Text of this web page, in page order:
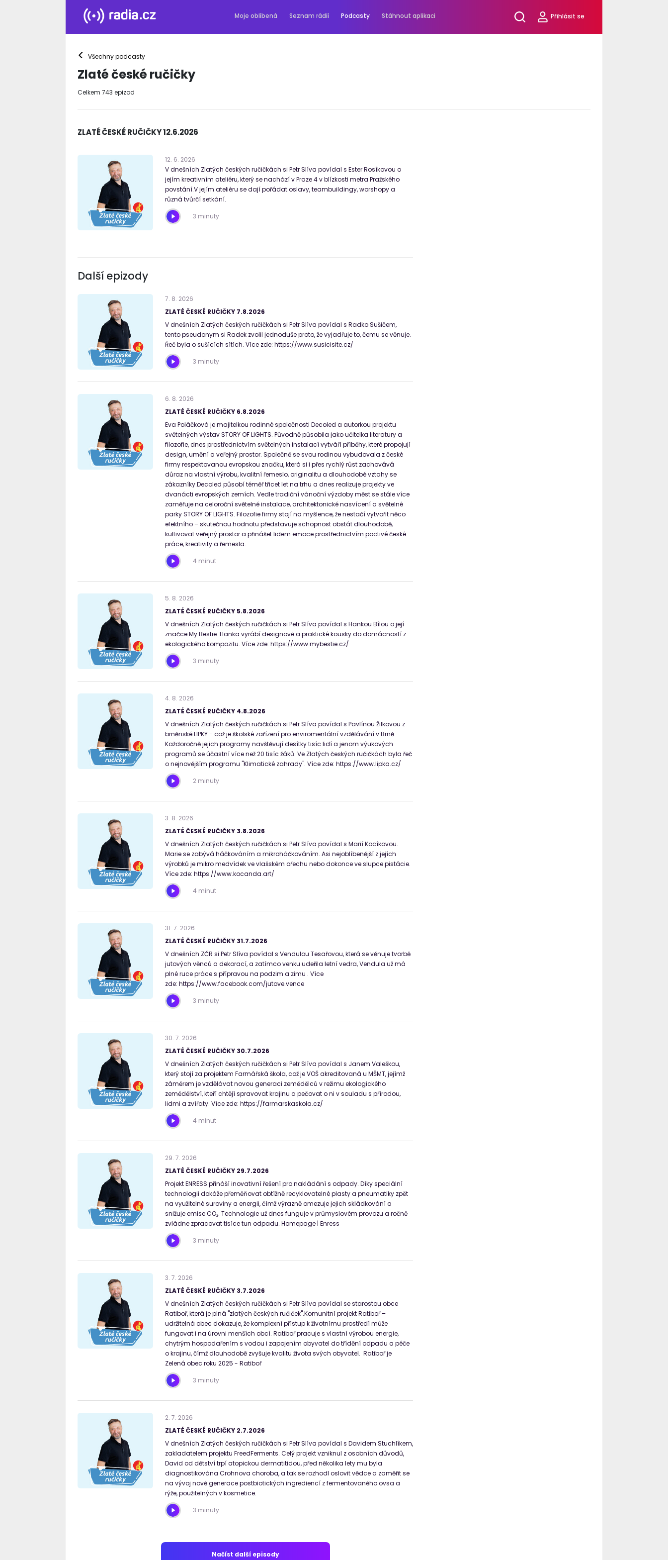
Moje oblíbená Seznam rádií Podcasty Stáhnout aplikaci Přihlásit se
< Všechny podcasty
Zlaté české ručičky
Celkem 743 epizod
ZLATÉ ČESKÉ RUČIČKY 12.6.2026
12. 6. 2026
V dnešních Zlatých českých ručičkách si Petr Slíva povídal s Ester Rosíkovou o
jejím kreativním ateliéru, který se nachází v Praze 4 v blízkosti metra Pražského
povstání.V jejím ateliéru se dají pořádat oslavy, teambuildingy, worshopy a
různá tvůrčí setkání.
3 minuty
Další epizody
7. 8. 2026
ZLATÉ ČESKÉ RUČIČKY 7.8.2026
V dnešních Zlatých českých ručičkách si Petr Slíva povídal s Radko Sušičem,
tento pseudonym si Radek zvolil jednoduše proto, že vyjadřuje to, čemu se věnuje.
Řeč byla o sušících sítích. Více zde: https://www.susicisite.cz/
3 minuty
6. 8. 2026
ZLATÉ ČESKÉ RUČIČKY 6.8.2026
Eva Poláčková je majitelkou rodinné společnosti Decoled a autorkou projektu
světelných výstav STORY OF LIGHTS. Původně působila jako učitelka literatury a
filozofie, dnes prostřednictvím světelných instalací vytváří příběhy, které propojují
design, umění a veřejný prostor. Společně se svou rodinou vybudovala z české
firmy respektovanou evropskou značku, která si i přes rychlý růst zachovává
důraz na vlastní výrobu, kvalitní řemeslo, originalitu a dlouhodobé vztahy se
zákazníky.Decoled působí téměř třicet let na trhu a dnes realizuje projekty ve
dvanácti evropských zemích. Vedle tradiční vánoční výzdoby měst se stále více
zaměřuje na celoroční světelné instalace, architektonické nasvícení a světelné
parky STORY OF LIGHTS. Filozofie firmy stojí na myšlence, že nestačí vytvořit něco
efektního – skutečnou hodnotu představuje schopnost obstát dlouhodobě,
kultivovat veřejný prostor a přinášet lidem emoce prostřednictvím poctivé české
práce, kreativity a řemesla.
4 minut
5. 8. 2026
ZLATÉ ČESKÉ RUČIČKY 5.8.2026
V dnešních Zlatých českých ručičkách si Petr Slíva povídal s Hankou Bílou o její
značce My Bestie. Hanka vyrábí designové a praktické kousky do domácností z
ekologického kompozitu. Více zde: https://www.mybestie.cz/
3 minuty
4. 8. 2026
ZLATÉ ČESKÉ RUČIČKY 4.8.2026
V dnešních Zlatých českých ručičkách si Petr Slíva povídal s Pavlínou Žilkovou z
brněnské LIPKY - což je školské zařízení pro enviromentální vzdělávání v Brně.
Každoročně jejich programy navštěvují desítky tisíc lidí a jenom výukových
programů se účastní více než 20 tisíc žáků. Ve Zlatých českých ručičkách byla řeč
o nejnovějším programu "Klimatické zahrady". Více zde: https://www.lipka.cz/
2 minuty
3. 8. 2026
ZLATÉ ČESKÉ RUČIČKY 3.8.2026
V dnešních Zlatých českých ručičkách si Petr Slíva povídal s Marií Kocíkovou.
Marie se zabývá háčkováním a mikroháčkováním. Asi nejoblíbenější z jejích
výrobků je mikro medvídek ve vlašském ořechu nebo dokonce ve slupce pistácie.
Více zde: https://www.kocanda.art/
4 minut
31. 7. 2026
ZLATÉ ČESKÉ RUČIČKY 31.7.2026
V dnešních ZČR si Petr Slíva povídal s Vendulou Tesařovou, která se věnuje tvorbě
jutových věnců a dekorací, a zatímco venku udeřila letní vedra, Vendula už má
plné ruce práce s přípravou na podzim a zimu . Více
zde: https://www.facebook.com/jutove.vence
3 minuty
30. 7. 2026
ZLATÉ ČESKÉ RUČIČKY 30.7.2026
V dnešních Zlatých českých ručičkách si Petr Slíva povídal s Janem Valeškou,
který stojí za projektem Farmářská škola, což je VOŠ akreditovaná u MŠMT, jejímž
záměrem je vzdělávat novou generaci zemědělců v režimu ekologického
zemědělství, kteří chtějí spravovat krajinu a pečovat o ni v souladu s přírodou,
lidmi a zvířaty. Více zde: https://farmarskaskola.cz/
4 minut
29. 7. 2026
ZLATÉ ČESKÉ RUČIČKY 29.7.2026
Projekt ENRESS přináší inovativní řešení pro nakládání s odpady. Díky speciální
technologii dokáže přeměňovat obtížně recyklovatelné plasty a pneumatiky zpět
na využitelné suroviny a energii, čímž výrazně omezuje jejich skládkování a
snižuje emise CO₂. Technologie už dnes funguje v průmyslovém provozu a ročně
zvládne zpracovat tisíce tun odpadu. Homepage | Enress
3 minuty
3. 7. 2026
ZLATÉ ČESKÉ RUČIČKY 3.7.2026
V dnešních Zlatých českých ručičkách si Petr Slíva povídal se starostou obce
Ratiboř, která je plná "zlatých českých ručiček".Komunitní projekt Ratiboř –
udržitelná obec dokazuje, že komplexní přístup k životnímu prostředí může
fungovat i na úrovni menších obcí. Ratiboř pracuje s vlastní výrobou energie,
chytrým hospodařením s vodou i zapojením obyvatel do třídění odpadu a péče
o krajinu, čímž dlouhodobě zvyšuje kvalitu života svých obyvatel. Ratiboř je
Zelená obec roku 2025 - Ratiboř
3 minuty
2. 7. 2026
ZLATÉ ČESKÉ RUČIČKY 2.7.2026
V dnešních Zlatých českých ručičkách si Petr Slíva povídal s Davidem Stuchlíkem,
zakladatelem projektu FreedFerments. Celý projekt vzniknul z osobních důvodů,
David od dětství trpí atopickou dermatitidou, před několika lety mu byla
diagnostikována Crohnova choroba, a tak se rozhodl oslovit vědce a zaměřit se
na vývoj nové generace postbiotických ingrediencí z fermentovaného ovsa a
rýže, použitelných v kosmetice.
3 minuty
Načíst další episody